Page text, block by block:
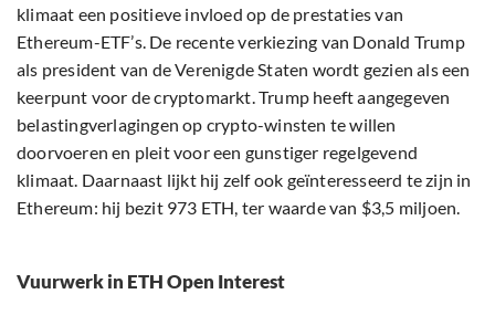
klimaat een positieve invloed op de prestaties van
Ethereum-ETF’s. De recente verkiezing van Donald Trump
als president van de Verenigde Staten wordt gezien als een
keerpunt voor de cryptomarkt. Trump heeft aangegeven
belastingverlagingen op crypto-winsten te willen
doorvoeren en pleit voor een gunstiger regelgevend
klimaat. Daarnaast lijkt hij zelf ook geïnteresseerd te zijn in
Ethereum: hij bezit 973 ETH, ter waarde van $3,5 miljoen.
Vuurwerk in ETH Open Interest